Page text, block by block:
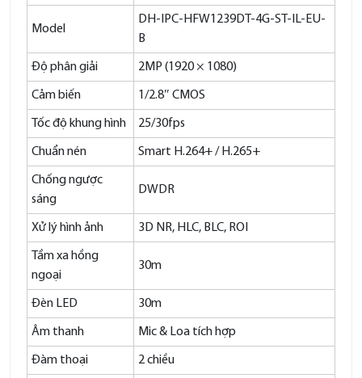
Model
DH-IPC-HFW1239DT-4G-ST-IL-EU-
B
Độ phân giải 2MP (1920 × 1080)
Cảm biến 1/2.8″ CMOS
Tốc độ khung hình 25/30fps
Chuẩn nén Smart H.264+ / H.265+
Chống ngược
sáng
DWDR
Xử lý hình ảnh 3D NR, HLC, BLC, ROI
Tầm xa hồng
ngoại
30m
Đèn LED 30m
Âm thanh Mic & Loa tích hợp
Đàm thoại 2 chiều